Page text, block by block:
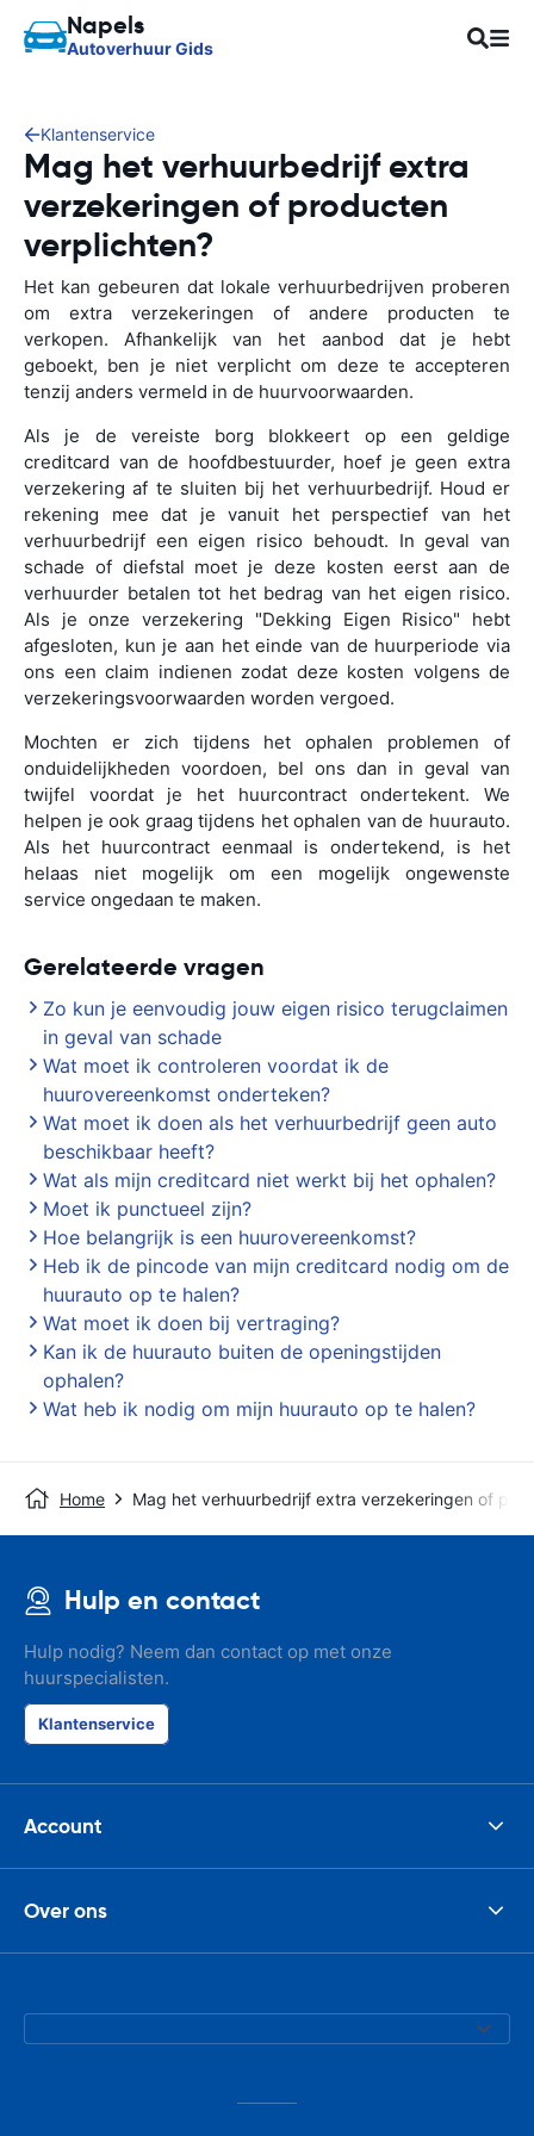
Napels
Autoverhuur Gids
Klantenservice
Mag het verhuurbedrijf extra
verzekeringen of producten
verplichten?
Het kan gebeuren dat lokale verhuurbedrijven proberen
om extra verzekeringen of andere producten te
verkopen. Afhankelijk van het aanbod dat je hebt
geboekt, ben je niet verplicht om deze te accepteren
tenzij anders vermeld in de huurvoorwaarden.
Als je de vereiste borg blokkeert op een geldige
creditcard van de hoofdbestuurder, hoef je geen extra
verzekering af te sluiten bij het verhuurbedrijf. Houd er
rekening mee dat je vanuit het perspectief van het
verhuurbedrijf een eigen risico behoudt. In geval van
schade of diefstal moet je deze kosten eerst aan de
verhuurder betalen tot het bedrag van het eigen risico.
Als je onze verzekering "Dekking Eigen Risico" hebt
afgesloten, kun je aan het einde van de huurperiode via
ons een claim indienen zodat deze kosten volgens de
verzekeringsvoorwaarden worden vergoed.
Mochten er zich tijdens het ophalen problemen of
onduidelijkheden voordoen, bel ons dan in geval van
twijfel voordat je het huurcontract ondertekent. We
helpen je ook graag tijdens het ophalen van de huurauto.
Als het huurcontract eenmaal is ondertekend, is het
helaas niet mogelijk om een mogelijk ongewenste
service ongedaan te maken.
Gerelateerde vragen
Zo kun je eenvoudig jouw eigen risico terugclaimen
in geval van schade
Wat moet ik controleren voordat ik de
huurovereenkomst onderteken?
Wat moet ik doen als het verhuurbedrijf geen auto
beschikbaar heeft?
Wat als mijn creditcard niet werkt bij het ophalen?
Moet ik punctueel zijn?
Hoe belangrijk is een huurovereenkomst?
Heb ik de pincode van mijn creditcard nodig om de
huurauto op te halen?
Wat moet ik doen bij vertraging?
Kan ik de huurauto buiten de openingstijden
ophalen?
Wat heb ik nodig om mijn huurauto op te halen?
Home Mag het verhuurbedrijf extra verzekeringen of
Hulp en contact
Hulp nodig? Neem dan contact op met onze
huurspecialisten.
Klantenservice
Account
Over ons